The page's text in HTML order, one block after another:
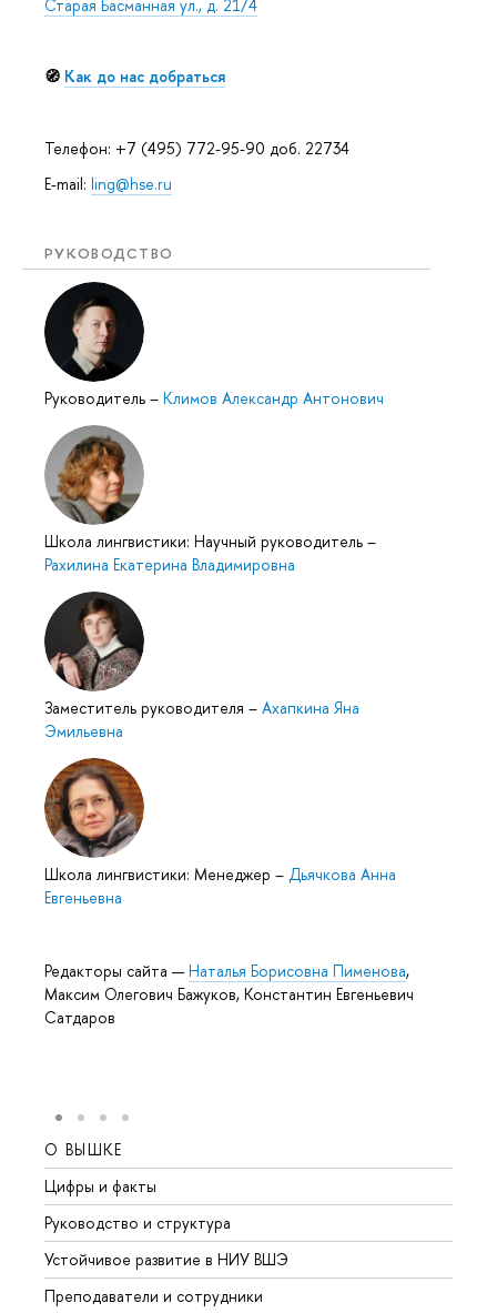
Старая Басманная ул., д. 21/4
🧭 Как до нас добраться
Телефон: +7 (495) 772-95-90 доб. 22734
E-mail: ling@hse.ru
РУКОВОДСТВО
Руководитель – Климов Александр Антонович
Школа лингвистики: Научный руководитель –
Рахилина Екатерина Владимировна
Заместитель руководителя – Ахапкина Яна
Эмильевна
Школа лингвистики: Менеджер – Дьячкова Анна
Евгеньевна
Редакторы сайта —Наталья Борисовна Пименова,
Максим Олегович Бажуков, Константин Евгеньевич
Сатдаров
О ВЫШКЕ
Цифры и факты
Руководство и структура
Устойчивое развитие в НИУ ВШЭ
Преподаватели и сотрудники